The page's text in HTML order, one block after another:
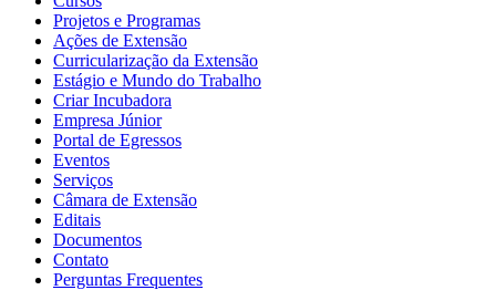
Projetos e Programas
Ações de Extensão
Curricularização da Extensão
Estágio e Mundo do Trabalho
Criar Incubadora
Empresa Júnior
Portal de Egressos
Eventos
Serviços
Câmara de Extensão
Editais
Documentos
Contato
Perguntas Frequentes